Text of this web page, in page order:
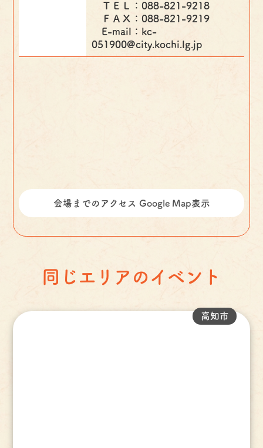
ＴＥＬ：088-821-9218
ＦＡＸ：088-821-9219
E-mail：kc-
051900@city.kochi.lg.jp
会場までのアクセス Google Map表示
同じエリアのイベント
高知市